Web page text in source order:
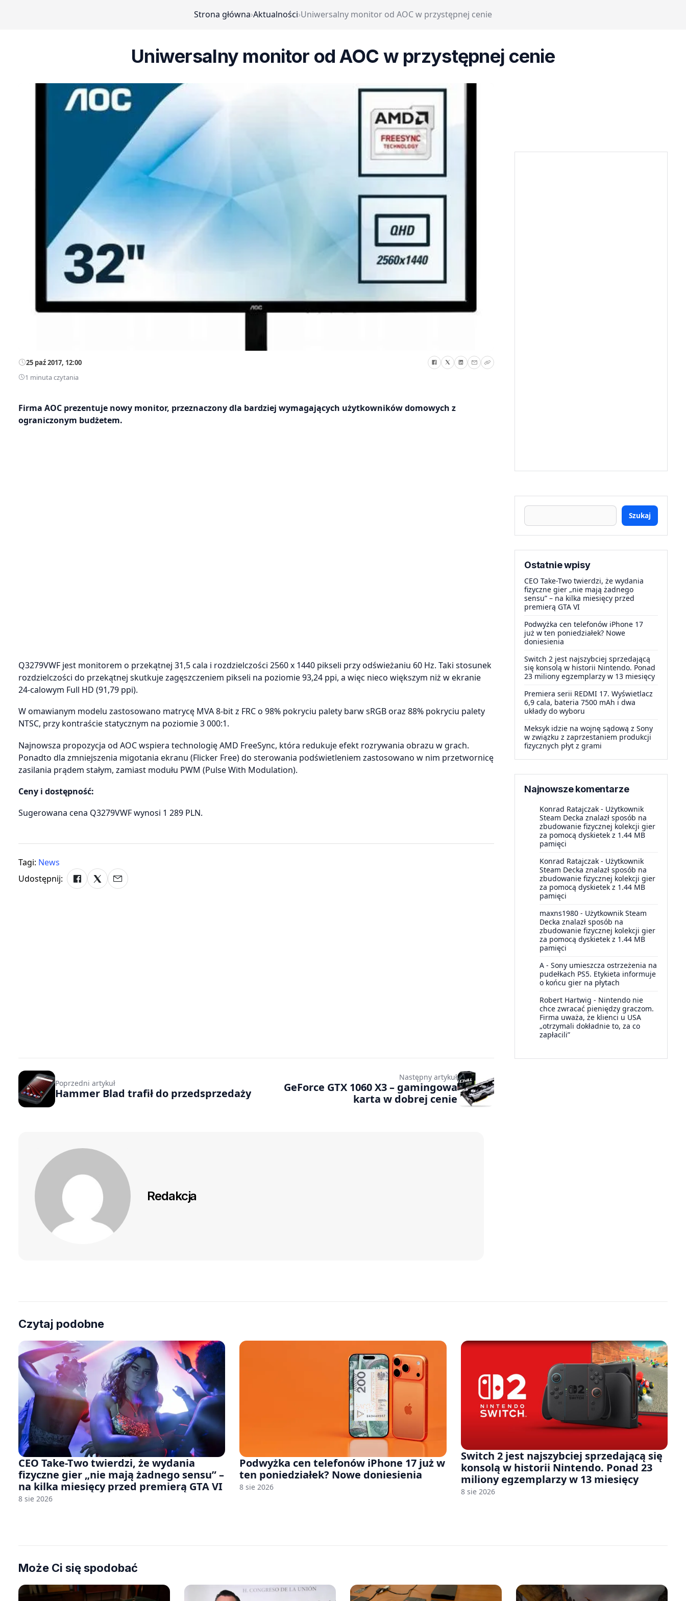
Strona główna›Aktualności›Uniwersalny monitor od AOC w przystępnej cenie
Uniwersalny monitor od AOC w przystępnej cenie
25 paź 2017, 12:00
1 minuta czytania
Firma AOC prezentuje nowy monitor, przeznaczony dla bardziej wymagających użytkowników domowych z
ograniczonym budżetem.
Q3279VWF jest monitorem o przekątnej 31,5 cala i rozdzielczości 2560 x 1440 pikseli przy odświeżaniu 60 Hz. Taki stosunek
rozdzielczości do przekątnej skutkuje zagęszczeniem pikseli na poziomie 93,24 ppi, a więc nieco większym niż w ekranie
24-calowym Full HD (91,79 ppi).
W omawianym modelu zastosowano matrycę MVA 8-bit z FRC o 98% pokryciu palety barw sRGB oraz 88% pokryciu palety
NTSC, przy kontraście statycznym na poziomie 3 000:1.
Najnowsza propozycja od AOC wspiera technologię AMD FreeSync, która redukuje efekt rozrywania obrazu w grach.
Ponadto dla zmniejszenia migotania ekranu (Flicker Free) do sterowania podświetleniem zastosowano w nim przetwornicę
zasilania prądem stałym, zamiast modułu PWM (Pulse With Modulation).
Ceny i dostępność:
Sugerowana cena Q3279VWF wynosi 1 289 PLN.
Tagi: News
Udostępnij:
Szukaj
Ostatnie wpisy
CEO Take-Two twierdzi, że wydania
fizyczne gier „nie mają żadnego
sensu” – na kilka miesięcy przed
premierą GTA VI
Podwyżka cen telefonów iPhone 17
już w ten poniedziałek? Nowe
doniesienia
Switch 2 jest najszybciej sprzedającą
się konsolą w historii Nintendo. Ponad
23 miliony egzemplarzy w 13 miesięcy
Premiera serii REDMI 17. Wyświetlacz
6,9 cala, bateria 7500 mAh i dwa
układy do wyboru
Meksyk idzie na wojnę sądową z Sony
w związku z zaprzestaniem produkcji
fizycznych płyt z grami
Najnowsze komentarze
Konrad Ratajczak - Użytkownik
Steam Decka znalazł sposób na
zbudowanie fizycznej kolekcji gier
za pomocą dyskietek z 1.44 MB
pamięci
Konrad Ratajczak - Użytkownik
Steam Decka znalazł sposób na
zbudowanie fizycznej kolekcji gier
za pomocą dyskietek z 1.44 MB
pamięci
maxns1980 - Użytkownik Steam
Decka znalazł sposób na
zbudowanie fizycznej kolekcji gier
za pomocą dyskietek z 1.44 MB
pamięci
A - Sony umieszcza ostrzeżenia na
pudełkach PS5. Etykieta informuje
o końcu gier na płytach
Robert Hartwig - Nintendo nie
chce zwracać pieniędzy graczom.
Firma uważa, że klienci u USA
„otrzymali dokładnie to, za co
zapłacili”
Poprzedni artykuł
Hammer Blad trafił do przedsprzedaży
Następny artykuł
GeForce GTX 1060 X3 – gamingowa
karta w dobrej cenie
Redakcja
Czytaj podobne
CEO Take-Two twierdzi, że wydania
fizyczne gier „nie mają żadnego sensu” –
na kilka miesięcy przed premierą GTA VI
8 sie 2026
Podwyżka cen telefonów iPhone 17 już w
ten poniedziałek? Nowe doniesienia
8 sie 2026
Switch 2 jest najszybciej sprzedającą się
konsolą w historii Nintendo. Ponad 23
miliony egzemplarzy w 13 miesięcy
8 sie 2026
Może Ci się spodobać